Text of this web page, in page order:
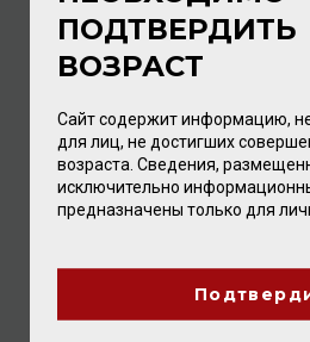
Специи/
ПОДТВЕРДИТЬ
ВОЗРАСТ
Сайт содержит информацию,
для лиц, не достигших
возраста. Сведения,
исключительно
предназначены только для